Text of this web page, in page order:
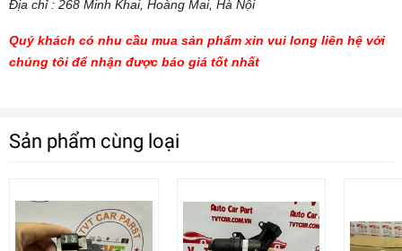
Địa chỉ : 268 Minh Khai, Hoàng Mai, Hà Nội
Quý khách có nhu cầu mua sản phẩm xin vui long liên hệ với
chúng tôi để nhận được báo giá tốt nhất
Sản phẩm cùng loại